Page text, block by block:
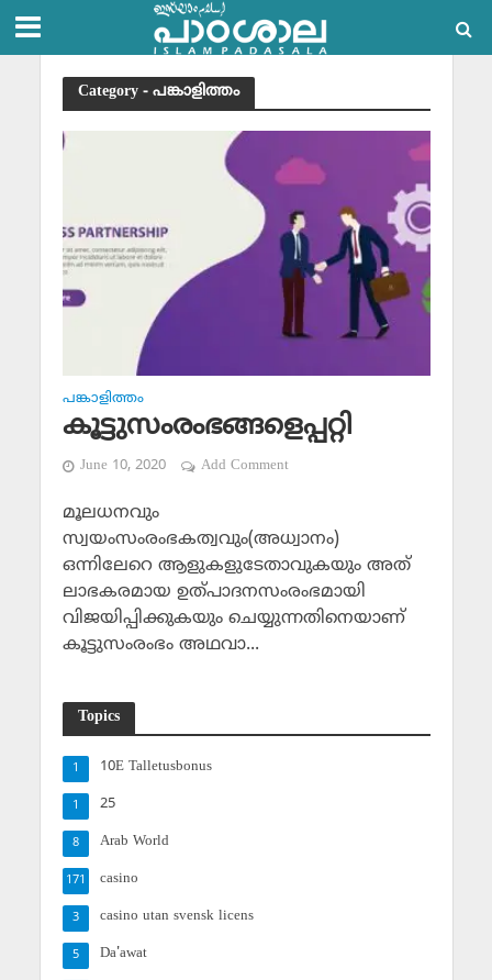
Category - പങ്കാളിത്തം
പങ്കാളിത്തം
കൂട്ടുസംരംഭങ്ങളെപ്പറ്റി
June 10, 2020 Add Comment
മൂലധനവും
സ്വയംസംരംഭകത്വവും(അധ്വാനം)
ഒന്നിലേറെ ആളുകളുടേതാവുകയും അത്
ലാഭകരമായ ഉത്പാദനസംരംഭമായി
വിജയിപ്പിക്കുകയും ചെയ്യുന്നതിനെയാണ്
കൂട്ടുസംരംഭം അഥവാ...
Topics
10E Talletusbonus
1
25
1
Arab World
8
casino
171
casino utan svensk licens
3
Da'awat
5